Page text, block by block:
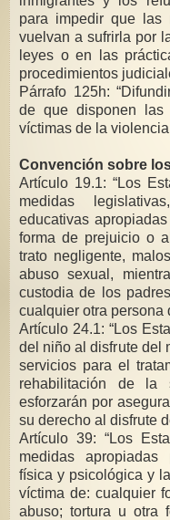
para impedir que las
vuelvan a sufrirla por
leyes o en las
procedimientos
Párrafo 125h:
de que disponen
víctimas de la
Convención sobre
Artículo 19.1: “Los
medidas
educativas
forma de prejuicio o
trato negligente,
abuso sexual,
custodia de los
cualquier otra persona
Artículo 24.1: “Los
del niño al disfrute del
servicios para el
rehabilitación de la
esforzarán por
su derecho al disfrute
Artículo 39: “Los
medidas
física y psicológica y
víctima de: cualquier
abuso; tortura u otra